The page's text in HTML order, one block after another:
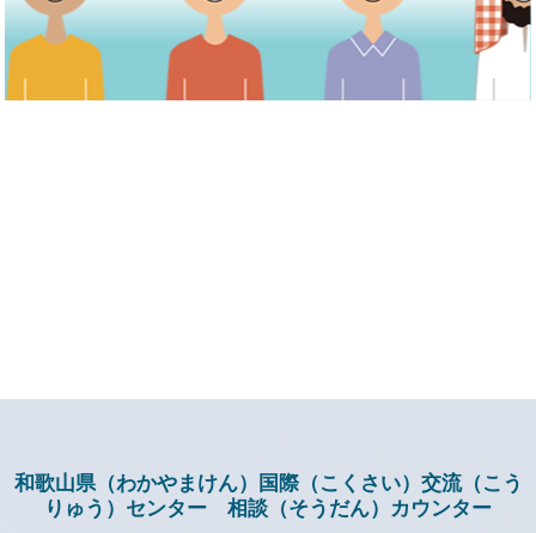
和歌山県（わかやまけん）国際（こくさい）交流（こう
りゅう）センター 相談（そうだん）カウンター